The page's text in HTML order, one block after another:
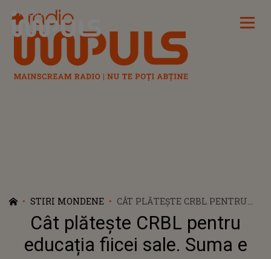
Radio Impuls
STIRI MONDENE
CÂT PLĂTEȘTE CRBL PENTRU
EDUCAȚIA FIICEI SALE. SUMA E
COLOSALĂ: "FOARTE MULȚI
BANI. FĂRĂ TRANSPORT,
MÂNCARE ȘI ALTE LUCRURI"
Cât plătește CRBL pentru
educația fiicei sale. Suma e